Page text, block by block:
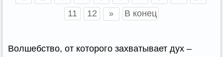
11
12 » В конец
Волшебство, от которого захватывает дух –